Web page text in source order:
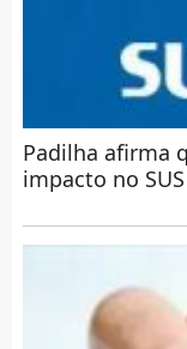
Padilha afirma
impacto no SUS